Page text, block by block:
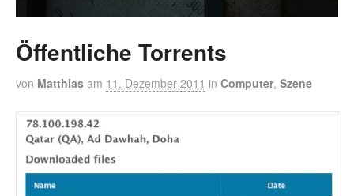
Öffentliche Torrents
von Matthias am 11. Dezember 2011 in Computer, Szene